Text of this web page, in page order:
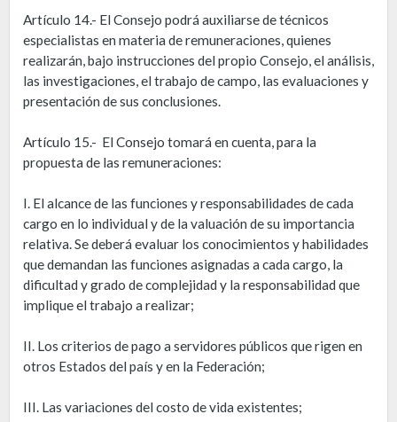
Artículo 14.- El Consejo podrá auxiliarse de técnicos
especialistas en materia de remuneraciones, quienes
realizarán, bajo instrucciones del propio Consejo, el análisis,
las investigaciones, el trabajo de campo, las evaluaciones y
presentación de sus conclusiones.
Artículo 15.- El Consejo tomará en cuenta, para la
propuesta de las remuneraciones:
I. El alcance de las funciones y responsabilidades de cada
cargo en lo individual y de la valuación de su importancia
relativa. Se deberá evaluar los conocimientos y habilidades
que demandan las funciones asignadas a cada cargo, la
dificultad y grado de complejidad y la responsabilidad que
implique el trabajo a realizar;
II. Los criterios de pago a servidores públicos que rigen en
otros Estados del país y en la Federación;
III. Las variaciones del costo de vida existentes;